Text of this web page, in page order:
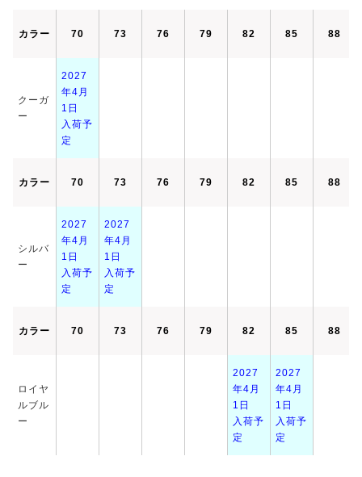
カラー 70 73 76 79 82 85 88
クーガ
ー
2027
年4月
1日
入荷予
定
カラー 70 73 76 79 82 85 88
シルバ
ー
2027
年4月
1日
入荷予
定
2027
年4月
1日
入荷予
定
カラー 70 73 76 79 82 85 88
ロイヤ
ルブル
ー
2027
年4月
1日
入荷予
定
2027
年4月
1日
入荷予
定